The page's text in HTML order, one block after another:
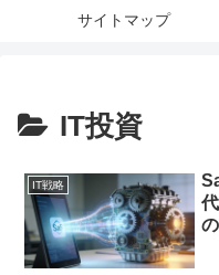
サイトマップ
IT投資
IT戦略